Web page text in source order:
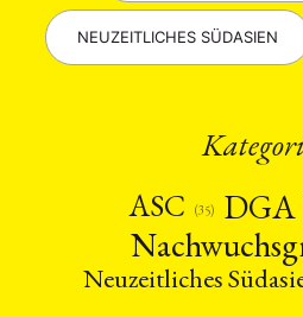
NEUZEITLICHES SÜDASIEN
ASC
(35) DGA
Neuzeitliches